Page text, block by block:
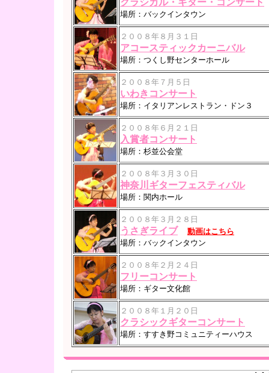
クラシカル・ギター・コンサート
場所：バックインタウン
２００８年８月３１日
アコースティックカーニバル
場所：つくし野センターホール
２００８年７月５日
いわきコンサート
場所：イタリアンレストラン・ドン３
２００８年６月２１日
入賞者コンサート
場所：杉並公会堂
２００８年３月３０日
神奈川ギターフェスティバル
場所：関内ホール
２００８年３月２８日
うさぎライブ
動画はこちら
場所：バックインタウン
２００８年２月２４日
フリーコンサート
場所：ギター文化館
２００８年１月２０日
クラシックギターコンサート
場所：すすき野コミュニティーハウス